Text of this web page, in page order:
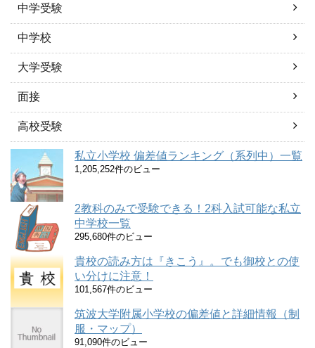
中学受験
中学校
大学受験
面接
高校受験
私立小学校 偏差値ランキング（系列中）一覧
1,205,252件のビュー
2教科のみで受験できる！2科入試可能な私立
中学校一覧
295,680件のビュー
貴校の読み方は『きこう』。でも御校との使
い分けに注意！
101,567件のビュー
筑波大学附属小学校の偏差値と詳細情報（制
服・マップ）
91,090件のビュー